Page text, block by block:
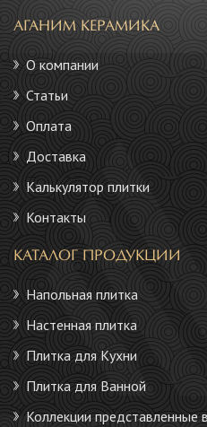
АГАНИМ КЕРАМИКА
О компании
Статьи
Оплата
Доставка
Калькулятор плитки
Контакты
КАТАЛОГ ПРОДУКЦИИ
Напольная плитка
Настенная плитка
Плитка для Кухни
Плитка для Ванной
Коллекции представленные